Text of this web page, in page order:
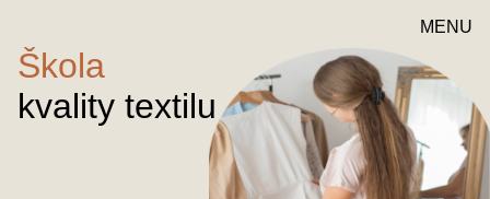
MENU
Škola
kvality textilu